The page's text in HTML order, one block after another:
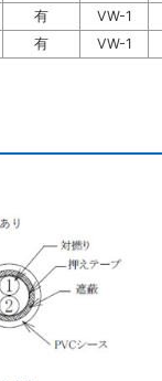
有
VW-1
有 VW-1